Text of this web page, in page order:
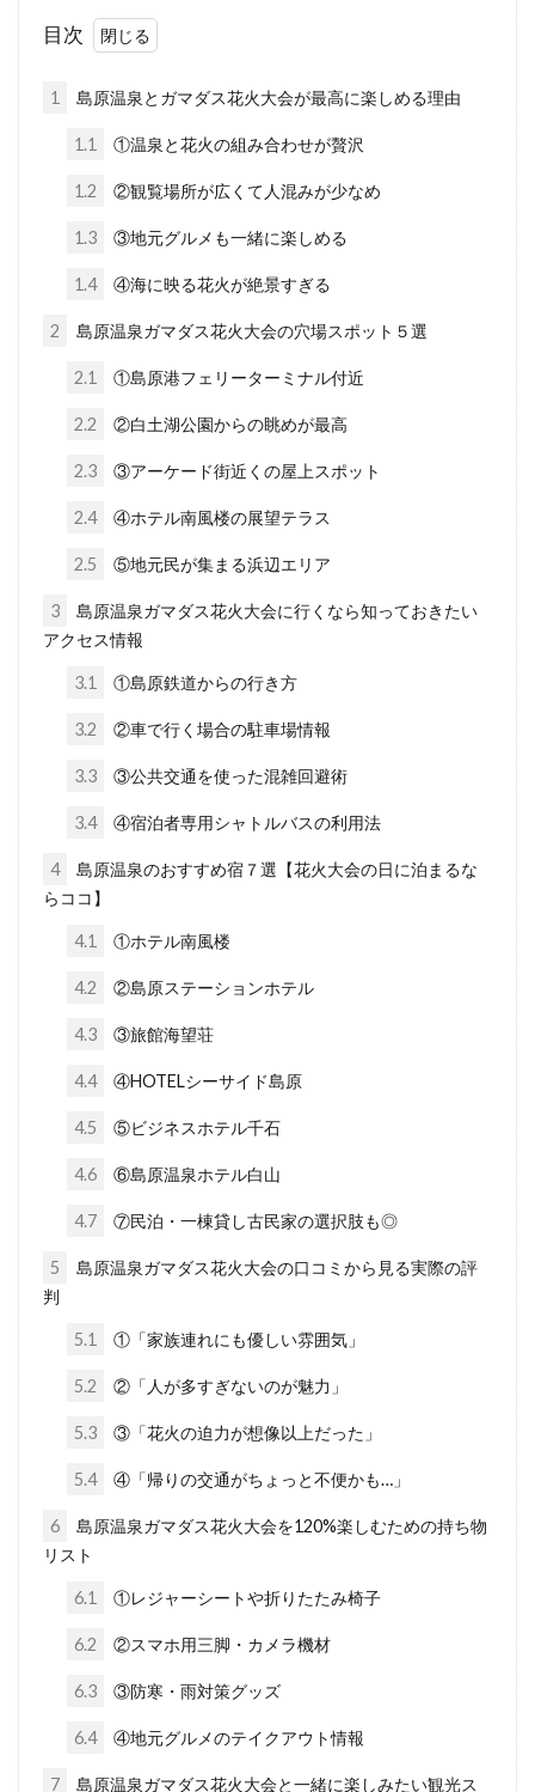
目次
1 島原温泉とガマダス花火大会が最高に楽しめる理由
1.1 ①温泉と花火の組み合わせが贅沢
1.2 ②観覧場所が広くて人混みが少なめ
1.3 ③地元グルメも一緒に楽しめる
1.4 ④海に映る花火が絶景すぎる
2 島原温泉ガマダス花火大会の穴場スポット５選
2.1 ①島原港フェリーターミナル付近
2.2 ②白土湖公園からの眺めが最高
2.3 ③アーケード街近くの屋上スポット
2.4 ④ホテル南風楼の展望テラス
2.5 ⑤地元民が集まる浜辺エリア
3
島原温泉ガマダス花火大会に行くなら知っておきたい
アクセス情報
3.1 ①島原鉄道からの行き方
3.2 ②車で行く場合の駐車場情報
3.3 ③公共交通を使った混雑回避術
3.4 ④宿泊者専用シャトルバスの利用法
4
島原温泉のおすすめ宿７選【花火大会の日に泊まるな
らココ】
4.1 ①ホテル南風楼
4.2 ②島原ステーションホテル
4.3 ③旅館海望荘
4.4 ④HOTELシーサイド島原
4.5 ⑤ビジネスホテル千石
4.6 ⑥島原温泉ホテル白山
4.7 ⑦民泊・一棟貸し古民家の選択肢も◎
5
島原温泉ガマダス花火大会の口コミから見る実際の評
判
5.1 ①「家族連れにも優しい雰囲気」
5.2 ②「人が多すぎないのが魅力」
5.3 ③「花火の迫力が想像以上だった」
5.4 ④「帰りの交通がちょっと不便かも…」
6
島原温泉ガマダス花火大会を120%楽しむための持ち物
リスト
6.1 ①レジャーシートや折りたたみ椅子
6.2 ②スマホ用三脚・カメラ機材
6.3 ③防寒・雨対策グッズ
6.4 ④地元グルメのテイクアウト情報
7 島原温泉ガマダス花火大会と一緒に楽しみたい観光ス